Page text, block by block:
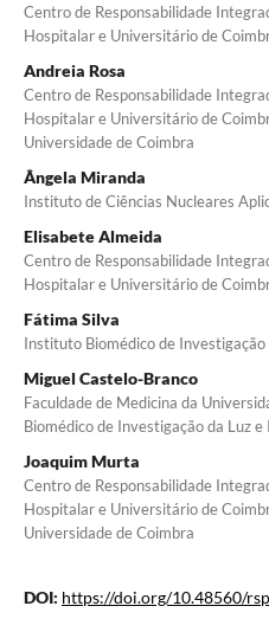
Centro de Responsabilidade
Hospitalar e Universitário de
Andreia Rosa
Centro de Responsabilidade
Hospitalar e Universitário de
Universidade de Coimbra
Ângela Miranda
Instituto de Ciências Nucleares
Elisabete Almeida
Centro de Responsabilidade
Hospitalar e Universitário de
Fátima Silva
Instituto Biomédico de Investigação
Miguel Castelo-Branco
Faculdade de Medicina da
Biomédico de Investigação da Luz e
Joaquim Murta
Centro de Responsabilidade
Hospitalar e Universitário de
Universidade de Coimbra
DOI: https://doi.org/10.48560/